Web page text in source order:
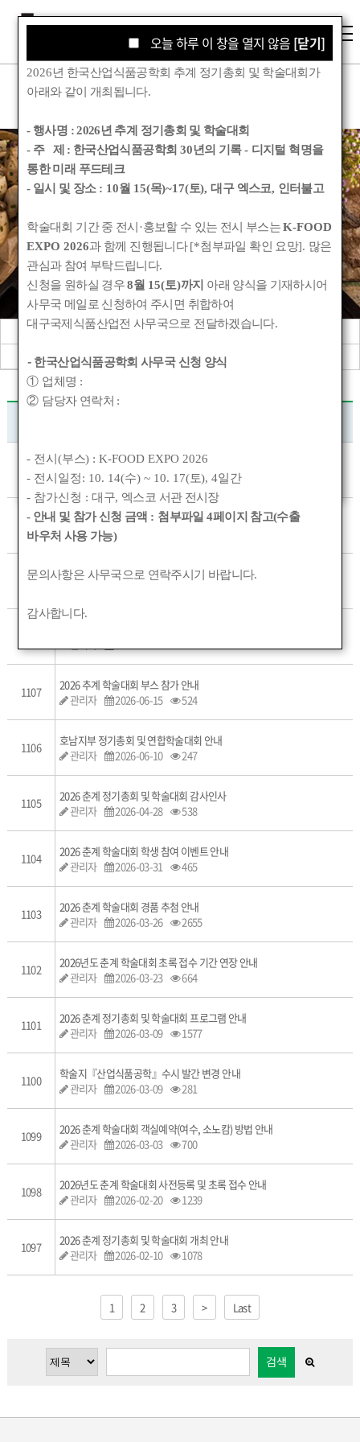
학회소식
Korean Society for Food Engineering
공지사항
관련기관소식
회원동정
2026년도 추계 학술대회 사전등록 및 초록 접수 안내
관리자
2026-08-04 130
1110
2026 추계 학술대회 학회상 수상후보자 추천 안내
관리자 2026-08-03
1109
2026 KSFE 학생 제품개발 경진대회 안내
1107
2026 추계 학술대회 부스 참가 안내
관리자
2026-06-15 524
1106
호남지부 정기총회 및 연합학술대회 안내
관리자
2026-06-10 247
1105
2026 춘계 정기총회 및 학술대회 감사인사
관리자
2026-04-28 538
1104
2026 춘계 학술대회 학생 참여 이벤트 안내
관리자
2026-03-31 465
1103
2026 춘계 학술대회 경품 추첨 안내
관리자
2026-03-26 2655
1102
2026년도 춘계 학술대회 초록 접수 기간 연장 안내
관리자
2026-03-23 664
1101
2026 춘계 정기총회 및 학술대회 프로그램 안내
관리자
2026-03-09 1577
1100
학술지『산업식품공학』수시 발간 변경 안내
관리자
2026-03-09 281
1099
2026 춘계 학술대회 객실예약(여수, 소노캄) 방법 안내
관리자
2026-03-03 700
1098
2026년도 춘계 학술대회 사전등록 및 초록 접수 안내
관리자
2026-02-20 1239
1097
2026 춘계 정기총회 및 학술대회 개최 안내
관리자
2026-02-10 1078
1 2 3 > Last
검색
오늘 하루 이 창을 열지 않음 [닫기]
오늘 하루 이 창을 열지 않음 [닫기]
2026년 한국산업식품공학회 추계 정기총회 및 학술대회가
아래와 같이 개최됩니다.
- 행사명 :2026년 추계 정기총회 및 학술대회
- 주 제 : 한국산업식품공학회 30년의 기록- 디지털 혁명을
통한 미래 푸드테크
- 일시 및 장소 : 10월 15(목)~17(토),대구 엑스코, 인터불고
학술대회 기간 중 전시 ·홍보할 수 있는 전시 부스는K-FOOD
EXPO 2026과 함께 진행됩니다[*첨부파일 확인 요망]. 많은
관심과 참여 부탁드립니다.
신청을 원하실 경우8월 15(토)까지 아래 양식을 기재하시어
사무국 메일로 신청하여 주시면 취합하여
대구국제식품산업전 사무국으로 전달하겠습니다.
- 한국산업식품공학회 사무국 신청 양식
① 업체명 :
② 담당자 연락처 :
- 전시(부스) : K-FOOD EXPO 2026
- 전시일정: 10. 14(수) ~ 10. 17(토), 4일간
- 참가신청 :대구, 엑스코 서관 전시장
- 안내 및 참가 신청 금액 : 첨부파일 4페이지 참고(수출
바우처 사용 가능)
문의사항은 사무국으로 연락주시기 바랍니다.
감사합니다.